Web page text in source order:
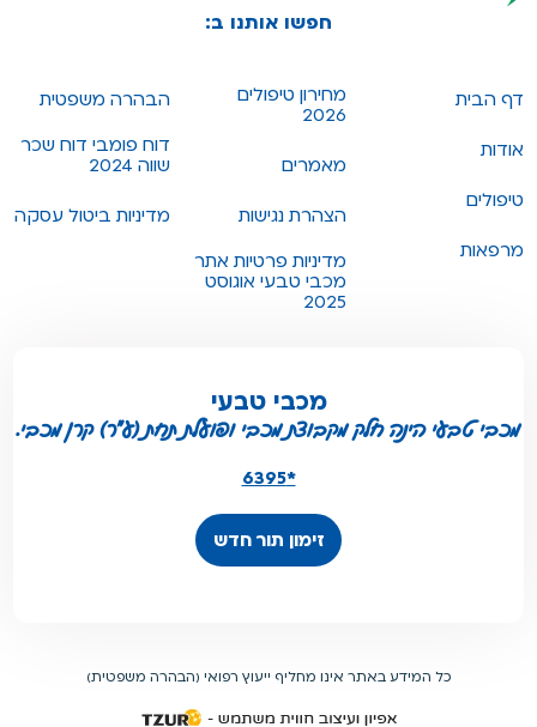
חפשו אותנו ב:
דף הבית
אודות
טיפולים
מרפאות
מחירון טיפולים
2026
מאמרים
הצהרת נגישות
מדיניות פרטיות אתר
מכבי טבעי אוגוסט
2025
הבהרה משפטית
דוח פומבי דוח שכר
שווה 2024
מדיניות ביטול עסקה
מכבי טבעי
מכבי טבעי הינה חלק מקבוצת מכבי ופועלת תחת (ע"ר) קרן מכבי.
*6395
זימון תור חדש
כל המידע באתר אינו מחליף ייעוץ רפואי (הבהרה משפטית)